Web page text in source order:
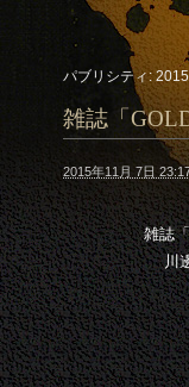
パブリシティ:
雑誌「
2015年11月 7日
雑誌
川